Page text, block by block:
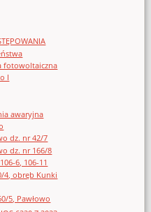
fotowoltaiczna
I
awaryjna
dz. nr 42/7
dz. nr 166/8
6, 106-11
4, obręb Kunki
5, Pawłowo